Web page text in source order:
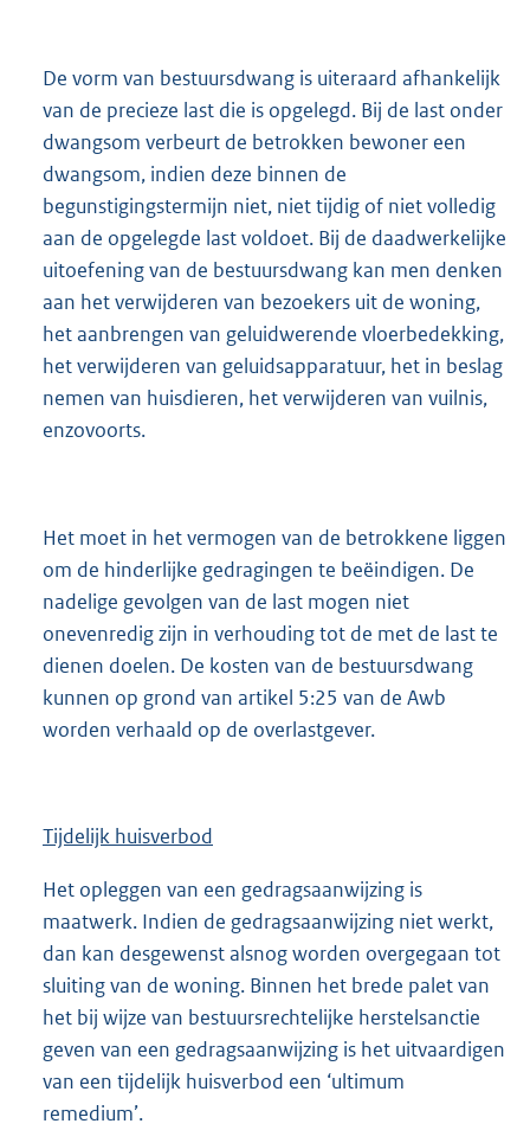
De vorm van bestuursdwang is uiteraard afhankelijk
van de precieze last die is opgelegd. Bij de last onder
dwangsom verbeurt de betrokken bewoner een
dwangsom, indien deze binnen de
begunstigingstermijn niet, niet tijdig of niet volledig
aan de opgelegde last voldoet. Bij de daadwerkelijke
uitoefening van de bestuursdwang kan men denken
aan het verwijderen van bezoekers uit de woning,
het aanbrengen van geluidwerende vloerbedekking,
het verwijderen van geluidsapparatuur, het in beslag
nemen van huisdieren, het verwijderen van vuilnis,
enzovoorts.
Het moet in het vermogen van de betrokkene liggen
om de hinderlijke gedragingen te beëindigen. De
nadelige gevolgen van de last mogen niet
onevenredig zijn in verhouding tot de met de last te
dienen doelen. De kosten van de bestuursdwang
kunnen op grond van artikel 5:25 van de Awb
worden verhaald op de overlastgever.
Tijdelijk huisverbod
Het opleggen van een gedragsaanwijzing is
maatwerk. Indien de gedragsaanwijzing niet werkt,
dan kan desgewenst alsnog worden overgegaan tot
sluiting van de woning. Binnen het brede palet van
het bij wijze van bestuursrechtelijke herstelsanctie
geven van een gedragsaanwijzing is het uitvaardigen
van een tijdelijk huisverbod een ‘ultimum
remedium’.